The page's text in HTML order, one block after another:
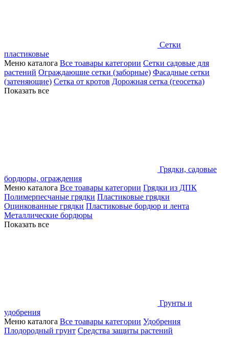
Сетки
пластиковые
Меню каталога Все тоавары категории Сетки садовые для
растений Ограждающие сетки (заборные) Фасадные сетки
(затеняющие) Сетка от кротов Дорожная сетка (геосетка)
Показать все
Грядки, садовые
бордюры, ограждения
Меню каталога Все тоавары категории Грядки из ДПК
Полимерпесчаные грядки Пластиковые грядки
Оцинкованные грядки Пластиковые бордюр и лента
Металлические бордюры
Показать все
Грунты и
удобрения
Меню каталога Все тоавары категории Удобрения
Плодородный грунт Средства защиты растений